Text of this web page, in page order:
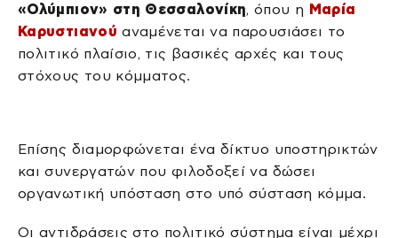
«Ολύμπιον» στη Θεσσαλονίκη, όπου η Μαρία
Καρυστιανού αναμένεται να παρουσιάσει το
πολιτικό πλαίσιο, τις βασικές αρχές και τους
στόχους του κόμματος.
Επίσης διαμορφώνεται ένα δίκτυο υποστηρικτών
και συνεργατών που φιλοδοξεί να δώσει
οργανωτική υπόσταση στο υπό σύσταση κόμμα.
Οι αντιδράσεις στο πολιτικό σύστημα είναι μέχρι